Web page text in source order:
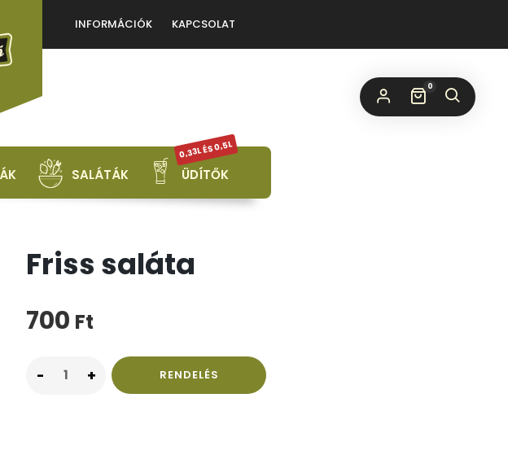
INFORMÁCIÓK KAPCSOLAT
0
SALÁTÁK ÜDÍTŐK
0,33L ÉS 0,5L
Friss saláta
700 Ft
RENDELÉS